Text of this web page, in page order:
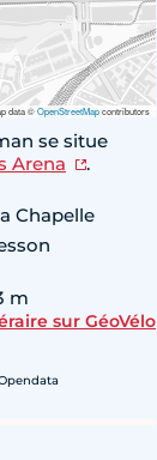
data ©OpenStreetMapcontributors
se situe
Arena .
Chapelle
m
sur GéoVélo